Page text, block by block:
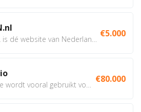
€5.000
€80.000